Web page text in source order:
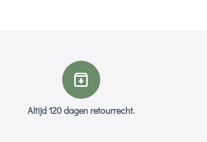
Altijd 120 dagen retourrecht.